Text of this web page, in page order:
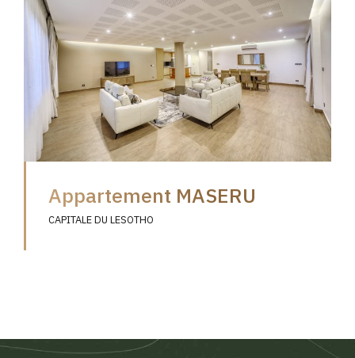
Appartement MASERU
CAPITALE DU LESOTHO